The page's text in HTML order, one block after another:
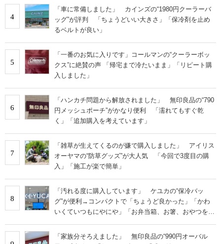
4
「車に常備しました」 カインズの“1980円クーラーバ
ッグ”が評判 「ちょうどいい大きさ」「保冷剤を止め
るベルトが良い」
5
「一番のお気に入りです」コールマンの“クーラーボッ
クス”に絶賛の声 「帰宅まで冷たいまま」「リピート購
入しました」
6
「ハンカチ問題から解放されました」 無印良品の“790
円メッシュポーチ”がかなり便利 「濡れてもすぐ乾
く」「追加購入を考えています」
7
「雑草が生えてくるのが嫌で購入しました」 アイリス
オーヤマの“防草グッズ”が大人気 「今回で3度目の購
入」「施工が楽で簡単」
8
「汚れる度に購入しています」 ケユカの“保冷バッ
グ”が便利→コンパクトで「ちょうど良かった」「かわ
いくていつもにやにや」「お弁当箱、お箸、おやつを入
「家族分そろえました」 無印良品の“990円オーバル